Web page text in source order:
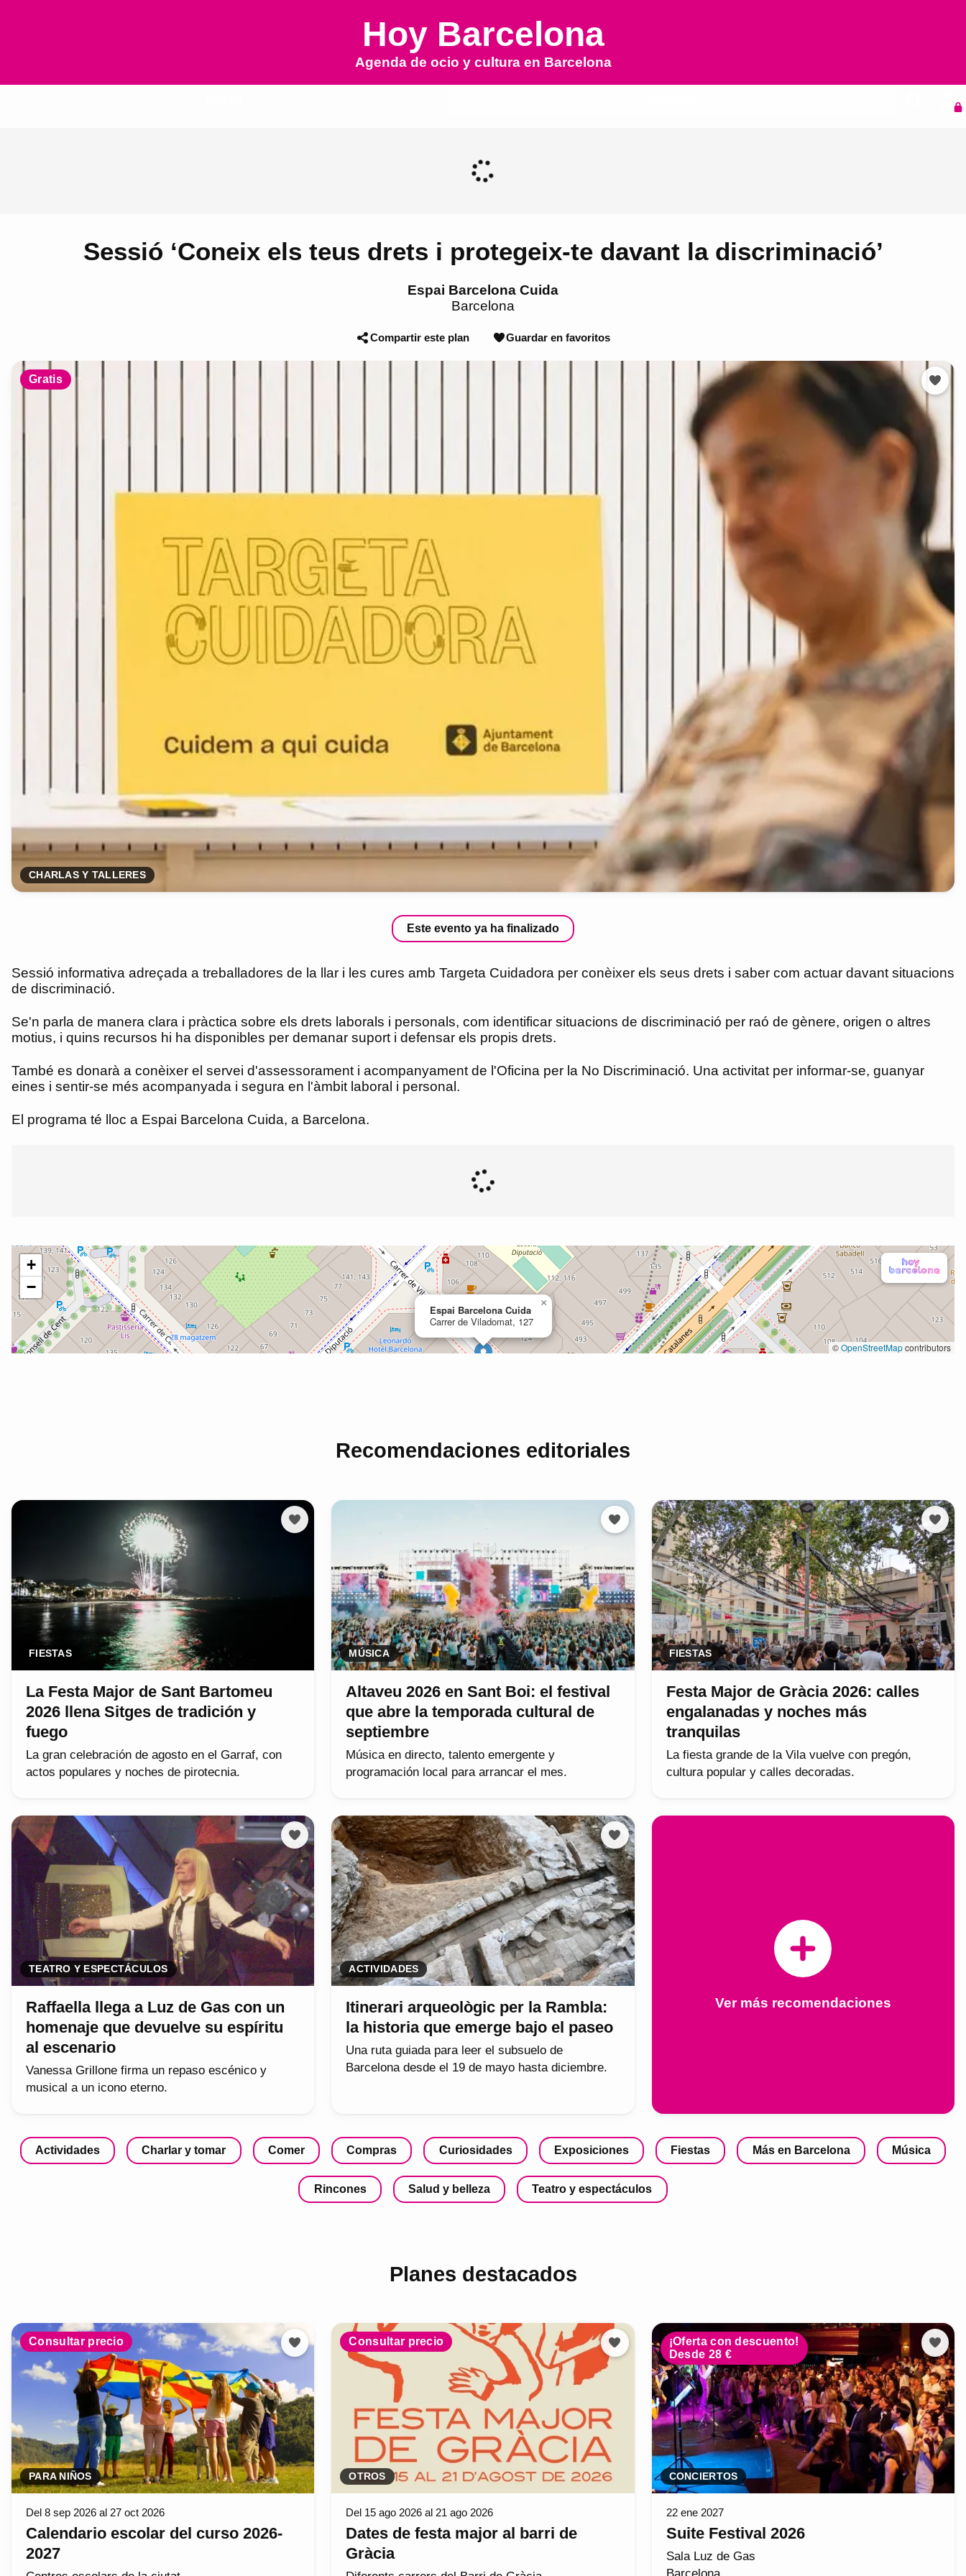
Hoy Barcelona
Agenda de ocio y cultura en Barcelona
Sessió ‘Coneix els teus drets i protegeix-te davant la discriminació’
Espai Barcelona Cuida
Barcelona
Compartir este plan Guardar en favoritos
Gratis
CHARLAS Y TALLERES
Este evento ya ha finalizado
Sessió informativa adreçada a treballadores de la llar i les cures amb Targeta Cuidadora per conèixer els seus drets i saber com actuar davant situacions
de discriminació.
Se'n parla de manera clara i pràctica sobre els drets laborals i personals, com identificar situacions de discriminació per raó de gènere, origen o altres
motius, i quins recursos hi ha disponibles per demanar suport i defensar els propis drets.
També es donarà a conèixer el servei d'assessorament i acompanyament de l'Oficina per la No Discriminació. Una activitat per informar-se, guanyar
eines i sentir-se més acompanyada i segura en l'àmbit laboral i personal.
El programa té lloc a Espai Barcelona Cuida, a Barcelona.
Recomendaciones editoriales
FIESTAS
La Festa Major de Sant Bartomeu
2026 llena Sitges de tradición y
fuego
La gran celebración de agosto en el Garraf, con
actos populares y noches de pirotecnia.
MÚSICA
Altaveu 2026 en Sant Boi: el festival
que abre la temporada cultural de
septiembre
Música en directo, talento emergente y
programación local para arrancar el mes.
FIESTAS
Festa Major de Gràcia 2026: calles
engalanadas y noches más
tranquilas
La fiesta grande de la Vila vuelve con pregón,
cultura popular y calles decoradas.
TEATRO Y ESPECTÁCULOS
Raffaella llega a Luz de Gas con un
homenaje que devuelve su espíritu
al escenario
Vanessa Grillone firma un repaso escénico y
musical a un icono eterno.
ACTIVIDADES
Itinerari arqueològic per la Rambla:
la historia que emerge bajo el paseo
Una ruta guiada para leer el subsuelo de
Barcelona desde el 19 de mayo hasta diciembre.
Ver más recomendaciones
Actividades Charlar y tomar Comer Compras Curiosidades Exposiciones Fiestas Más en Barcelona Música
Rincones Salud y belleza Teatro y espectáculos
Planes destacados
Consultar precio
PARA NIÑOS
Del 8 sep 2026 al 27 oct 2026
Calendario escolar del curso 2026-
2027
Consultar precio
OTROS
Del 15 ago 2026 al 21 ago 2026
Dates de festa major al barri de
Gràcia
¡Oferta con descuento!
Desde 28 €
CONCIERTOS
22 ene 2027
Suite Festival 2026
Sala Luz de Gas